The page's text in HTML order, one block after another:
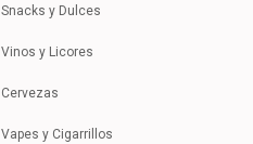
Snacks y Dulces
Vinos y Licores
Cervezas
Vapes y Cigarrillos